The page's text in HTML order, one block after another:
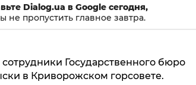
Dialog.ua в Google сегодня,
не пропустить главное завтра.
Государственного бюро
в Криворожском горсовете.